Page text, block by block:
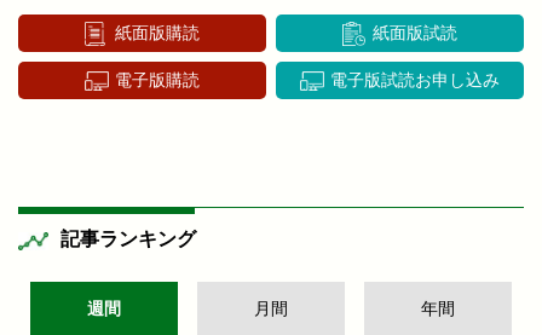
紙面版購読 紙面版試読
電子版購読 電子版試読お申し込み
記事ランキング
週間 月間 年間